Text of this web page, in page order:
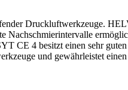
Druckluftwerkzeuge.
Nachschmierintervalle
CE 4 besitzt einen sehr
und gewährleistet